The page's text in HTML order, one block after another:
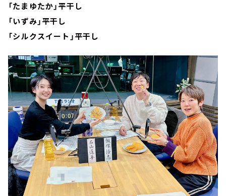
「たまゆたか」平干し
「いずみ」平干し
「シルクスイート」平干し